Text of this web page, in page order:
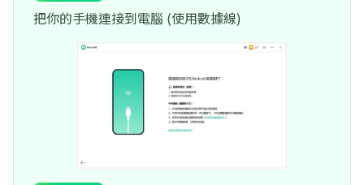
把你的手機連接到電腦 (使用數據線)